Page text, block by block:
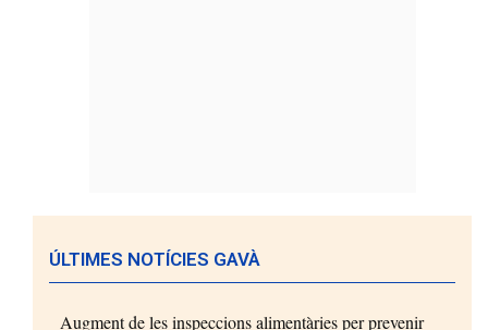
ÚLTIMES NOTÍCIES GAVÀ
Augment de les inspeccions alimentàries per prevenir